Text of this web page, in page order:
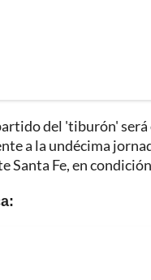
del 'tiburón' será
a la undécima
Santa Fe, en